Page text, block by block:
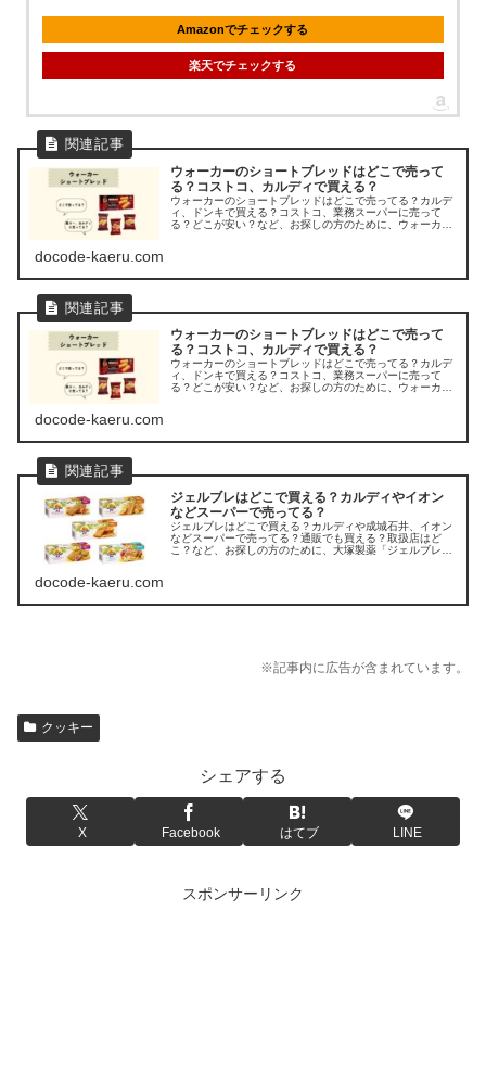
Amazonでチェックする
楽天でチェックする
ウォーカーのショートブレッドはどこで売って
る？コストコ、カルディで買える？
ウォーカーのショートブレッドはどこで売ってる？カルデ
ィ、ドンキで買える？コストコ、業務スーパーに売って
る？どこが安い？など、お探しの方のために、ウォーカー
docode-kaeru.com
ウォーカーのショートブレッドはどこで売って
る？コストコ、カルディで買える？
ウォーカーのショートブレッドはどこで売ってる？カルデ
ィ、ドンキで買える？コストコ、業務スーパーに売って
る？どこが安い？など、お探しの方のために、ウォーカー
docode-kaeru.com
ジェルブレはどこで買える？カルディやイオン
などスーパーで売ってる？
ジェルブレはどこで買える？カルディや成城石井、イオン
などスーパーで売ってる？通販でも買える？取扱店はど
こ？など、お探しの方のために、大塚製薬「ジェルブレ」
docode-kaeru.com
※記事内に広告が含まれています。
クッキー
シェアする
X Facebook はてブ LINE
スポンサーリンク